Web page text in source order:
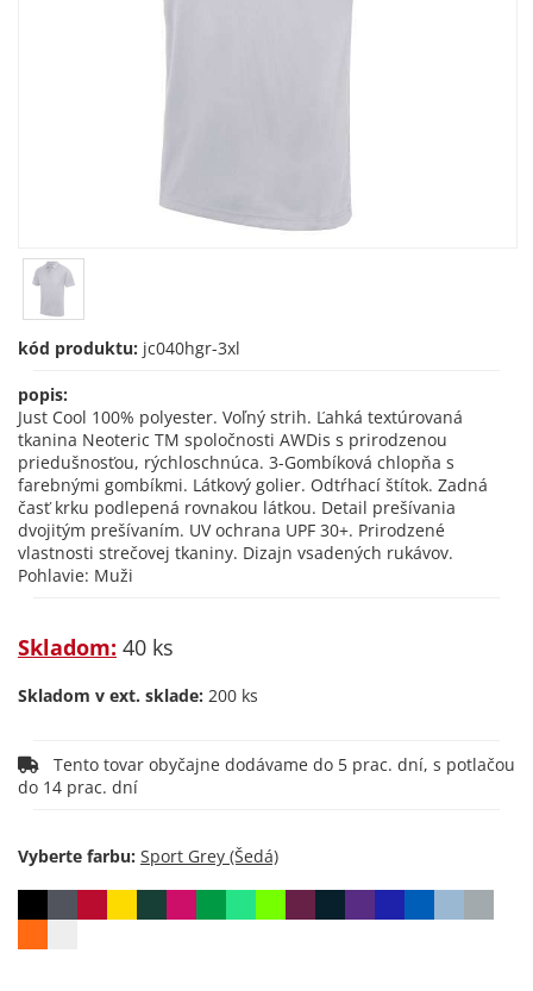
kód produktu: jc040hgr-3xl
popis:
Just Cool 100% polyester. Voľný strih. Ľahká textúrovaná
tkanina Neoteric TM spoločnosti AWDis s prirodzenou
priedušnosťou, rýchloschnúca. 3-Gombíková chlopňa s
farebnými gombíkmi. Látkový golier. Odtŕhací štítok. Zadná
časť krku podlepená rovnakou látkou. Detail prešívania
dvojitým prešívaním. UV ochrana UPF 30+. Prirodzené
vlastnosti strečovej tkaniny. Dizajn vsadených rukávov.
Pohlavie: Muži
Skladom: 40 ks
Skladom v ext. sklade: 200 ks
do 14 prac. dní
Vyberte farbu: